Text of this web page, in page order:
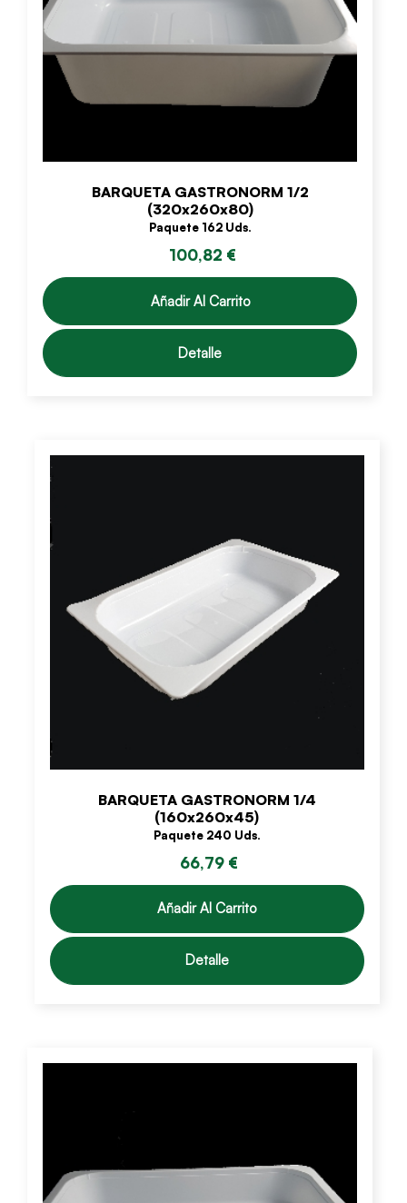
BARQUETA GASTRONORM 1/2
(320x260x80)
Paquete 162 Uds.
100,82 €
Añadir Al Carrito
Detalle
BARQUETA GASTRONORM 1/4
(160x260x45)
Paquete 240 Uds.
66,79 €
Añadir Al Carrito
Detalle